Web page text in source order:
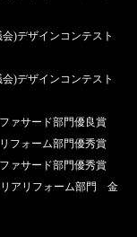
)デザインコンテスト
)デザインコンテスト
ァサード部門優良賞
フォーム部門優秀賞
ァサード部門優秀賞
アリフォーム部門 金